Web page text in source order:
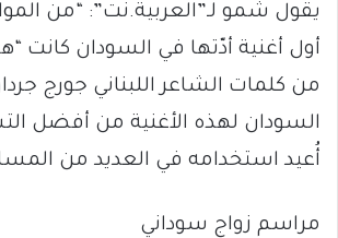
يقول شمو لـ”العربية.نت”: “من
أول أغنية أدّتها في السودان كانت
من كلمات الشاعر اللبناني جورج
السودان لهذه الأغنية من أفضل
أُعيد استخدامه في العديد من
مراسم زواج سوداني